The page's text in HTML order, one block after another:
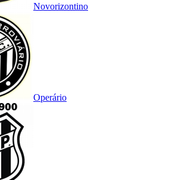
Novorizontino
Operário